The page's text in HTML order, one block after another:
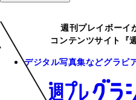
週刊プレイボーイ
コンテンツサイト『
デジタル写真集などグラビ